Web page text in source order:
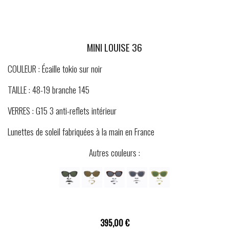
MINI LOUISE 36
COULEUR : Écaille tokio sur noir
TAILLE : 48-19 branche 145
VERRES : G15 3 anti-reflets intérieur
Lunettes de soleil fabriquées à la main en France
Autres couleurs :
395,00 €